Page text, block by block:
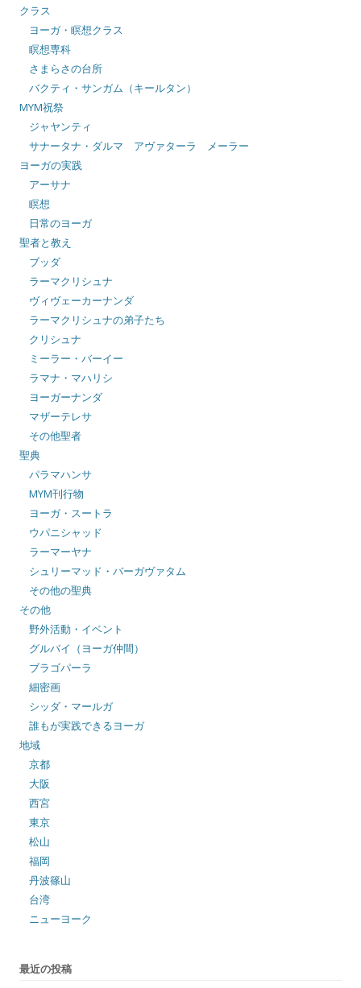
クラス
ヨーガ・瞑想クラス
瞑想専科
さまらさの台所
バクティ・サンガム（キールタン）
MYM祝祭
ジャヤンティ
サナータナ・ダルマ アヴァターラ メーラー
ヨーガの実践
アーサナ
瞑想
日常のヨーガ
聖者と教え
ブッダ
ラーマクリシュナ
ヴィヴェーカーナンダ
ラーマクリシュナの弟子たち
クリシュナ
ミーラー・バーイー
ラマナ・マハリシ
ヨーガーナンダ
マザーテレサ
その他聖者
聖典
パラマハンサ
MYM刊行物
ヨーガ・スートラ
ウパニシャッド
ラーマーヤナ
シュリーマッド・バーガヴァタム
その他の聖典
その他
野外活動・イベント
グルバイ（ヨーガ仲間）
ブラゴパーラ
細密画
シッダ・マールガ
誰もが実践できるヨーガ
地域
京都
大阪
西宮
東京
松山
福岡
丹波篠山
台湾
ニューヨーク
最近の投稿